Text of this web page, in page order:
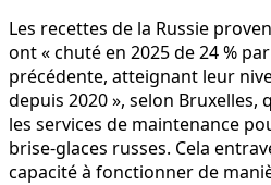
Les recettes de la Russie
ont « chuté en 2025 de 24 %
précédente, atteignant leur
depuis 2020 », selon Bruxelles,
les services de maintenance
brise-glaces russes. Cela
capacité à fonctionner de